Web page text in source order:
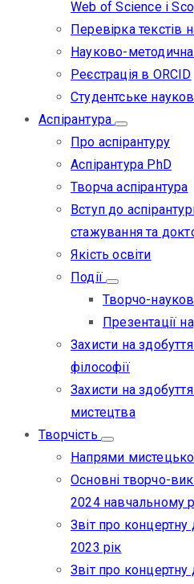
Web of Science i
Перевірка текстів
Науково-
Реєстрація в ORCID
Студентське
Аспірантура
Про аспірантуру
Аспірантура PhD
Творча аспірантура
Вступ до
стажування та
Якість освіти
Події
Творчо-
Презентації
Захисти на
філософії
Захисти на
мистецтва
Творчість
Напрями
Основні творчо-
2024 навчальному
Звіт про концертну
2023 рік
Звіт про концертну